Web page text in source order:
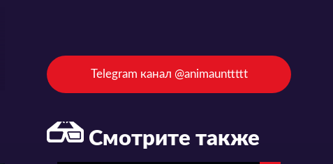
Telegram канал @animaunttttt
Смотрите также